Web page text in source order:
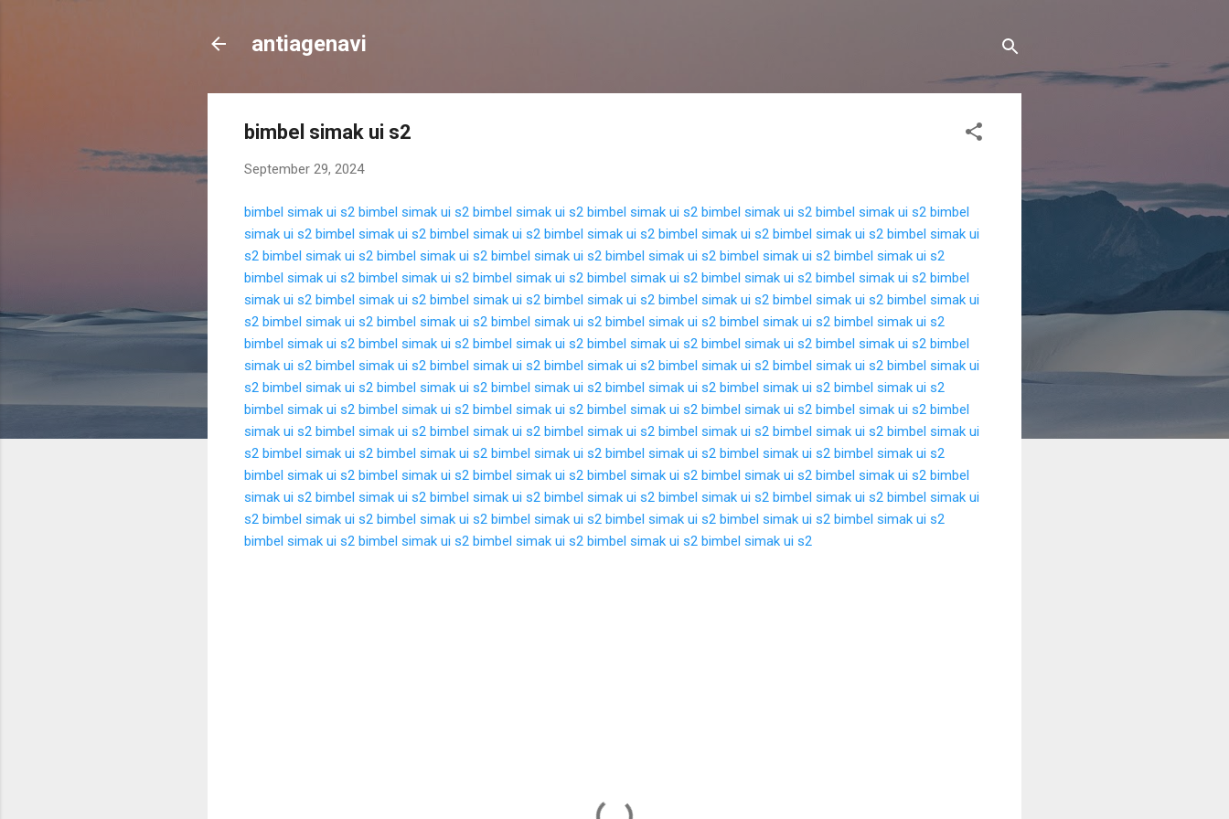
antiagenavi
bimbel simak ui s2
September 29, 2024
bimbel simak ui s2 bimbel simak ui s2 bimbel simak ui s2 bimbel simak ui s2 bimbel simak ui s2 bimbel simak ui s2 bimbel
simak ui s2 bimbel simak ui s2 bimbel simak ui s2 bimbel simak ui s2 bimbel simak ui s2 bimbel simak ui s2 bimbel simak ui
s2 bimbel simak ui s2 bimbel simak ui s2 bimbel simak ui s2 bimbel simak ui s2 bimbel simak ui s2 bimbel simak ui s2
bimbel simak ui s2 bimbel simak ui s2 bimbel simak ui s2 bimbel simak ui s2 bimbel simak ui s2 bimbel simak ui s2 bimbel
simak ui s2 bimbel simak ui s2 bimbel simak ui s2 bimbel simak ui s2 bimbel simak ui s2 bimbel simak ui s2 bimbel simak ui
s2 bimbel simak ui s2 bimbel simak ui s2 bimbel simak ui s2 bimbel simak ui s2 bimbel simak ui s2 bimbel simak ui s2
bimbel simak ui s2 bimbel simak ui s2 bimbel simak ui s2 bimbel simak ui s2 bimbel simak ui s2 bimbel simak ui s2 bimbel
simak ui s2 bimbel simak ui s2 bimbel simak ui s2 bimbel simak ui s2 bimbel simak ui s2 bimbel simak ui s2 bimbel simak ui
s2 bimbel simak ui s2 bimbel simak ui s2 bimbel simak ui s2 bimbel simak ui s2 bimbel simak ui s2 bimbel simak ui s2
bimbel simak ui s2 bimbel simak ui s2 bimbel simak ui s2 bimbel simak ui s2 bimbel simak ui s2 bimbel simak ui s2 bimbel
simak ui s2 bimbel simak ui s2 bimbel simak ui s2 bimbel simak ui s2 bimbel simak ui s2 bimbel simak ui s2 bimbel simak ui
s2 bimbel simak ui s2 bimbel simak ui s2 bimbel simak ui s2 bimbel simak ui s2 bimbel simak ui s2 bimbel simak ui s2
bimbel simak ui s2 bimbel simak ui s2 bimbel simak ui s2 bimbel simak ui s2 bimbel simak ui s2 bimbel simak ui s2 bimbel
simak ui s2 bimbel simak ui s2 bimbel simak ui s2 bimbel simak ui s2 bimbel simak ui s2 bimbel simak ui s2 bimbel simak ui
s2 bimbel simak ui s2 bimbel simak ui s2 bimbel simak ui s2 bimbel simak ui s2 bimbel simak ui s2 bimbel simak ui s2
bimbel simak ui s2 bimbel simak ui s2 bimbel simak ui s2 bimbel simak ui s2 bimbel simak ui s2